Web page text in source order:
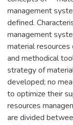
management
defined.
management
material
and methodical
strategy of
developed; no
to optimize their
resources
are divided